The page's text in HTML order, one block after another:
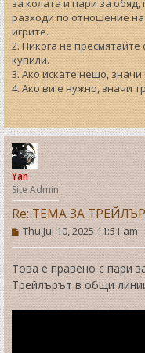
за колата и пари за
разходи по отношение
игрите.
2. Никога не
купили.
3. Ако искате нещо,
4. Ако ви е нужно, значи
Yan
Site Admin
Re: ТЕМА ЗА
P
o
s
t
Thu Jul 10, 2025 11:51 am
Това е правено с пари
Трейлърът в общи